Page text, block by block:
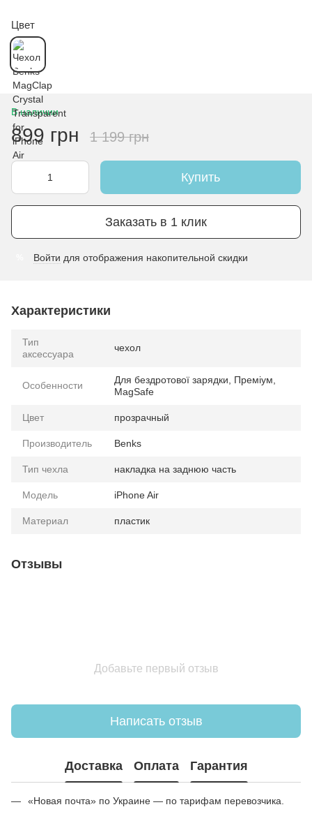
Цвет
В наличии
899 грн 1 199 грн
Купить
Заказать в 1 клик
Войти для отображения накопительной скидки
Характеристики
Тип
аксессуара
чехол
Особенности
Для бездротової зарядки, Преміум,
MagSafe
Цвет прозрачный
Производитель Benks
Тип чехла накладка на заднюю часть
Модель iPhone Air
Материал пластик
Отзывы
Добавьте первый отзыв
Написать отзыв
Доставка Оплата Гарантия
«Новая почта» по Украине — по тарифам перевозчика.